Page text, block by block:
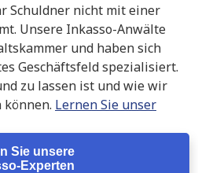
Schuldner nicht mit einer
Unsere Inkasso-Anwälte
und haben sich
Geschäftsfeld spezialisiert.
zu lassen ist und wie wir
Lernen Sie unser
Sie unsere
Experten